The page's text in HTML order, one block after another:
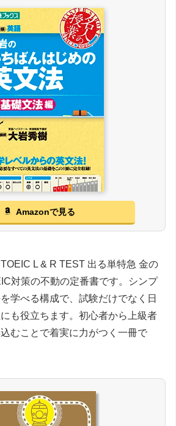
Amazonで見る
L & R TEST 出る単特急 金の
対策の不動の定番書です。シンプ
学べる構成で、試験だけでなく日
も役立ちます。初心者から上級者
むことで着実に力がつく一冊で